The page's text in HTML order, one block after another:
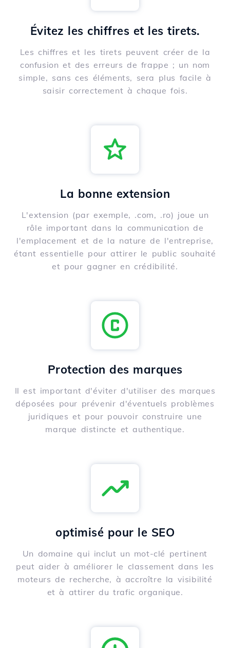
Évitez les chiffres et les tirets.
Les chiffres et les tirets peuvent créer de la
confusion et des erreurs de frappe ; un nom
simple, sans ces éléments, sera plus facile à
saisir correctement à chaque fois.
La bonne extension
L'extension (par exemple, .com, .ro) joue un
rôle important dans la communication de
l'emplacement et de la nature de l'entreprise,
étant essentielle pour attirer le public souhaité
et pour gagner en crédibilité.
Protection des marques
Il est important d'éviter d'utiliser des marques
déposées pour prévenir d'éventuels problèmes
juridiques et pour pouvoir construire une
marque distincte et authentique.
optimisé pour le SEO
Un domaine qui inclut un mot-clé pertinent
peut aider à améliorer le classement dans les
moteurs de recherche, à accroître la visibilité
et à attirer du trafic organique.